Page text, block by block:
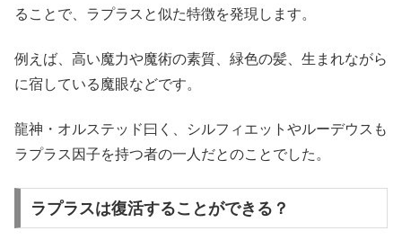
ることで、ラプラスと似た特徴を発現します。
例えば、高い魔力や魔術の素質、緑色の髪、生まれながら
に宿している魔眼などです。
龍神・オルステッド曰く、シルフィエットやルーデウスも
ラプラス因子を持つ者の一人だとのことでした。
ラプラスは復活することができる？